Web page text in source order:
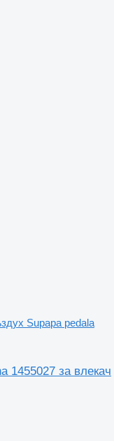
Supapa pedala
1455027 за влекач